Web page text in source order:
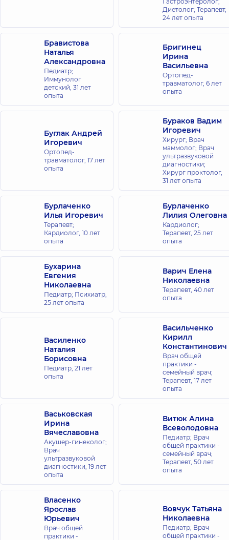
Медицинский
Центр
«Добробут»
для всей
семьи на
Софиевской
26,
Софиевская
Борщаговка
Медицинский
«Добробут»
для всей
семьи на
Оболони
просп.
Ивасюка
Сталинграда),
16-В, г. Киев
Медицинский
Центр
для всей
семьи на
Святошино
ул.
Святошинская,
Медицинский
Центр
«Добробут»
для взрослых
на Позняках
ул.
Александра
Киев
Медицинский
Центр
«Добробут»
Диетолог; Терапевт,
24 лет опыта
Бравистова
Наталья
Александровна
Педиатр;
Иммунолог
детский, 31 лет
опыта
Бригинец
Ирина
Васильевна
Ортопед-
травматолог, 6 лет
опыта
Буглак Андрей
Игоревич
Ортопед-
травматолог, 17 лет
опыта
Бураков Вадим
Игоревич
Хирург; Врач
маммолог; Врач
ультразвуковой
диагностики;
Хирург проктолог,
31 лет опыта
Бурлаченко
Илья Игоревич
Терапевт;
Кардиолог, 10 лет
опыта
Бурлаченко
Лилия Олеговна
Кардиолог;
Терапевт, 25 лет
опыта
Бухарина
Евгения
Николаевна
Педиатр; Психиатр,
25 лет опыта
Варич Елена
Николаевна
Терапевт, 40 лет
опыта
Василенко
Наталия
Борисовна
Педиатр, 21 лет
опыта
Васильченко
Кирилл
Константинович
Врач общей
практики -
семейный врач;
Терапевт, 17 лет
опыта
Васьковская
Ирина
Вячеславовна
Акушер-гинеколог;
Врач
ультразвуковой
диагностики, 19 лет
опыта
Витюк Алина
Всеволодовна
Педиатр; Врач
общей практики -
семейный врач;
Терапевт, 50 лет
опыта
Власенко
Ярослав
Юрьевич
Врач общей
практики -
Вовчук Татьяна
Николаевна
Педиатр; Врач
общей практики -